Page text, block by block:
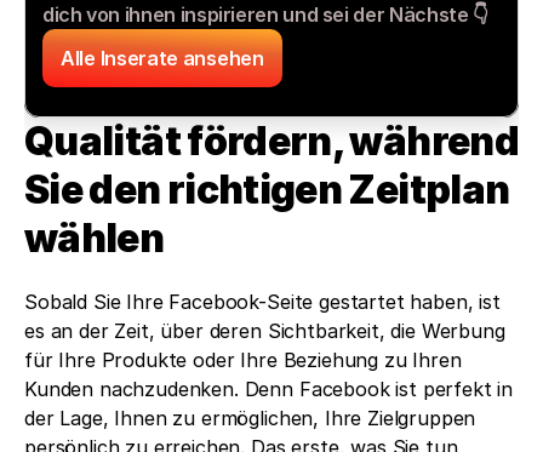
dich von ihnen inspirieren und sei der Nächste 👇
Alle Inserate ansehen
Qualität fördern, während
Sie den richtigen Zeitplan
wählen
Sobald Sie Ihre Facebook-Seite gestartet haben, ist
es an der Zeit, über deren Sichtbarkeit, die Werbung
für Ihre Produkte oder Ihre Beziehung zu Ihren
Kunden nachzudenken. Denn Facebook ist perfekt in
der Lage, Ihnen zu ermöglichen, Ihre Zielgruppen
persönlich zu erreichen. Das erste, was Sie tun